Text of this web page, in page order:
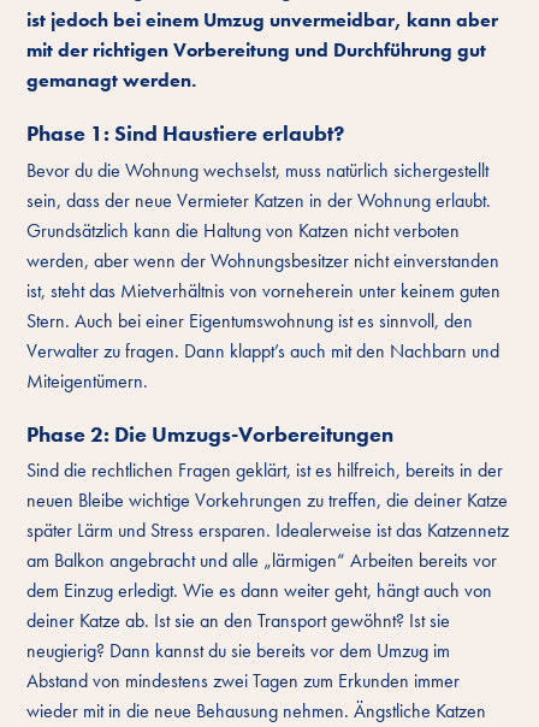
ist jedoch bei einem Umzug unvermeidbar, kann aber
mit der richtigen Vorbereitung und Durchführung gut
gemanagt werden.
Phase 1: Sind Haustiere erlaubt?
Bevor du die Wohnung wechselst, muss natürlich sichergestellt
sein, dass der neue Vermieter Katzen in der Wohnung erlaubt.
Grundsätzlich kann die Haltung von Katzen nicht verboten
werden, aber wenn der Wohnungsbesitzer nicht einverstanden
ist, steht das Mietverhältnis von vorneherein unter keinem guten
Stern. Auch bei einer Eigentumswohnung ist es sinnvoll, den
Verwalter zu fragen. Dann klappt’s auch mit den Nachbarn und
Miteigentümern.
Phase 2: Die Umzugs-Vorbereitungen
Sind die rechtlichen Fragen geklärt, ist es hilfreich, bereits in der
neuen Bleibe wichtige Vorkehrungen zu treffen, die deiner Katze
später Lärm und Stress ersparen. Idealerweise ist das Katzennetz
am Balkon angebracht und alle „lärmigen“ Arbeiten bereits vor
dem Einzug erledigt. Wie es dann weiter geht, hängt auch von
deiner Katze ab. Ist sie an den Transport gewöhnt? Ist sie
neugierig? Dann kannst du sie bereits vor dem Umzug im
Abstand von mindestens zwei Tagen zum Erkunden immer
wieder mit in die neue Behausung nehmen. Ängstliche Katzen